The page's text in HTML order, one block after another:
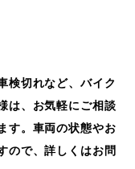
検切れなど、バイク
は、お気軽にご相談
す。車両の状態やお
ので、詳しくはお問